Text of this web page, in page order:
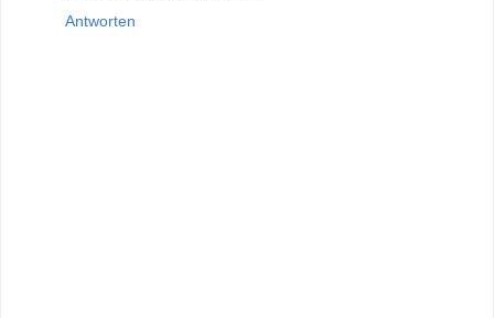
Antworten